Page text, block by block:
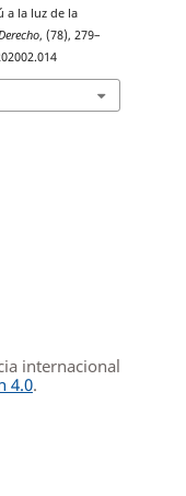
a la luz de la
, (78), 279–
internacional
4.0.